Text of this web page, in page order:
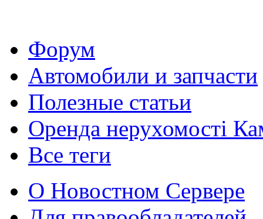
Форум
Автомобили и запчасти
Полезные статьи
Оренда нерухомості
Все теги
О Новостном Сервере